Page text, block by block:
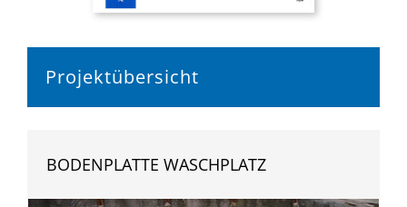
Projektübersicht
BODENPLATTE WASCHPLATZ